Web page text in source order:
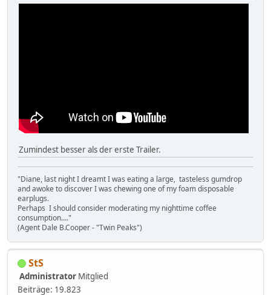
Zumindest besser als der erste Trailer.
"Diane, last night I dreamt I was eating a large, tasteless gumdrop
and awoke to discover I was chewing one of my foam disposable
earplugs.
Perhaps I should consider moderating my nighttime coffee
consumption...."
(Agent Dale B.Cooper - "Twin Peaks")
StS
Administrator Mitglied
Beiträge: 19.823